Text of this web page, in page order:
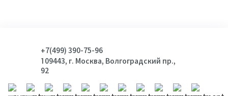
+7(499) 390-75-96
109443, г. Москва, Волгоградский пр.,
92